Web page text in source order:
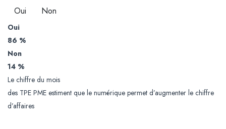
Oui Non
Oui
86 %
Non
14 %
Le chiffre du mois
des TPE PME estiment que le numérique permet d’augmenter le chiffre
d’affaires